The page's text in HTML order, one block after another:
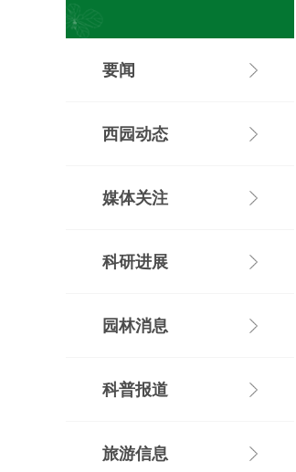
要闻
西园动态
媒体关注
科研进展
园林消息
科普报道
旅游信息